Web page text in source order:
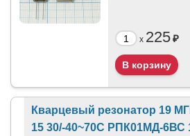
x 225₽
Кварцевый резонатор 19
15 30/-40~70C РПК01МД-6ВС